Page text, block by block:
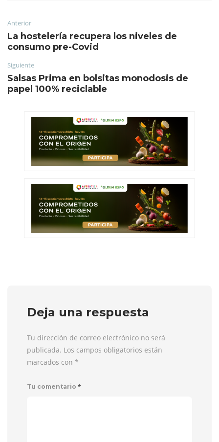
Anterior
La hostelería recupera los niveles de
consumo pre-Covid
Siguiente
Salsas Prima en bolsitas monodosis de
papel 100% reciclable
Deja una respuesta
Tu dirección de correo electrónico no será
publicada. Los campos obligatorios están
marcados con *
Tu comentario *